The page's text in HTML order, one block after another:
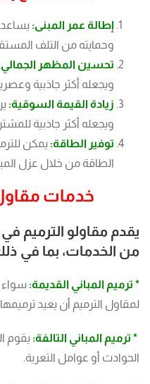
إطالة عمر المبنى: يساعد
وحمايته من التلف
تحسين المظهر
ويجعله أكثر جاذبية
زيادة القيمة السوقية:
ويجعله أكثر جاذبية
توفير الطاقة: يمكن
الطاقة من خلال عزل
خدمات
يقدم مقاولو الترميم
من الخدمات، بما في
* ترميم المباني القديمة: سواء
لمقاول الترميم أن يعيد
* ترميم المباني التالفة: يقوم
الحوادث أو عوامل التعرية.